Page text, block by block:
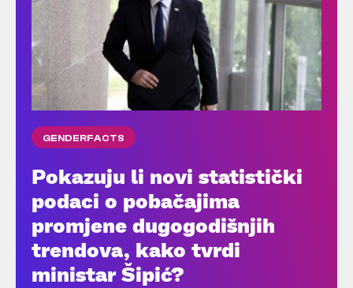
GENDERFACTS
Pokazuju li novi statistički
podaci o pobačajima
promjene dugogodišnjih
trendova, kako tvrdi
ministar Šipić?